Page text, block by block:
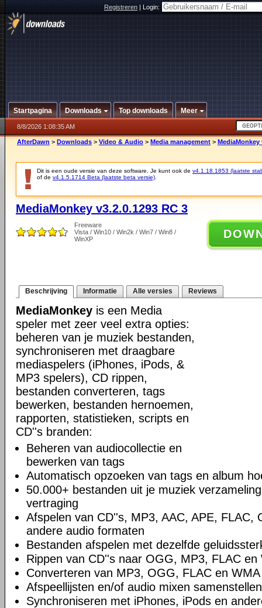
Registreren|Login:
Startpagina Downloads Top downloads Meer
8/8/2026 1:08:35 AM
AfterDawn > Downloads > Video & Audio > Media management > MediaMonkey
Dit is een oude versie van deze software. Je kunt ook de v4.1.18.1853 (laatste
of de v4.1.5.1714 Beta (laatste beta versie)
MediaMonkey v3.2.0.1293 RC 3
Freeware
Vista / Win10 / Win2k / Win7 / Win8 /
WinXP
Beschrijving Informatie Alle versies Reviews
MediaMonkey is een Media
speler met zeer veel extra opties:
beheren van je muziek bestanden,
synchroniseren met draagbare
mediaspelers (iPhones, iPods, &
MP3 spelers), CD rippen,
bestanden converteren, tags
bewerken, bestanden hernoemen,
rapporten, statistieken, scripts en
CD''s branden:
Beheren van audiocollectie en
bewerken van tags
Automatisch opzoeken van tags en album
50.000+ bestanden uit je muziek
vertraging
Afspelen van CD''s, MP3, AAC, APE, FLAC,
andere audio formaten
Bestanden afspelen met dezelfde
Rippen van CD''s naar OGG, MP3, FLAC en
Converteren van MP3, OGG, FLAC en WMA
Afspeellijsten en/of audio mixen samenstellen
Synchroniseren met iPhones, iPods en